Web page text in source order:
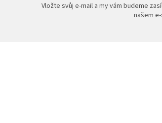
Vložte svůj e-mail a my vám budeme
našem